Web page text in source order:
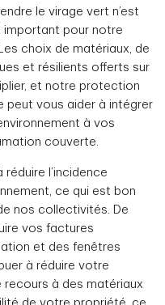
le virage vert n’est
important pour notre
choix de matériaux, de
et résilients offerts sur
et notre protection
vous aider à intégrer
à vos
couverte.
l’incidence
ce qui est bon
nos collectivités. De
vos factures
et des fenêtres
à réduire votre
recours à des matériaux